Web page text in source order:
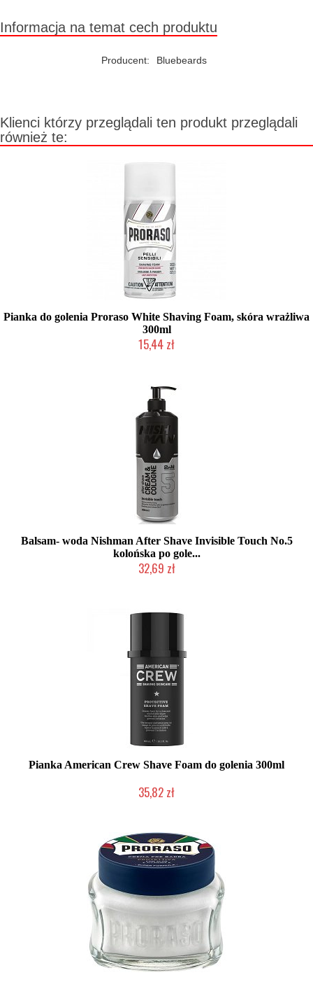
Informacja na temat cech produktu
Producent: Bluebeards
Klienci którzy przeglądali ten produkt przeglądali
również te:
Pianka do golenia Proraso White Shaving Foam, skóra wrażliwa
300ml
15,44 zł
Balsam- woda Nishman After Shave Invisible Touch No.5
kolońska po gole...
32,69 zł
Pianka American Crew Shave Foam do golenia 300ml
35,82 zł